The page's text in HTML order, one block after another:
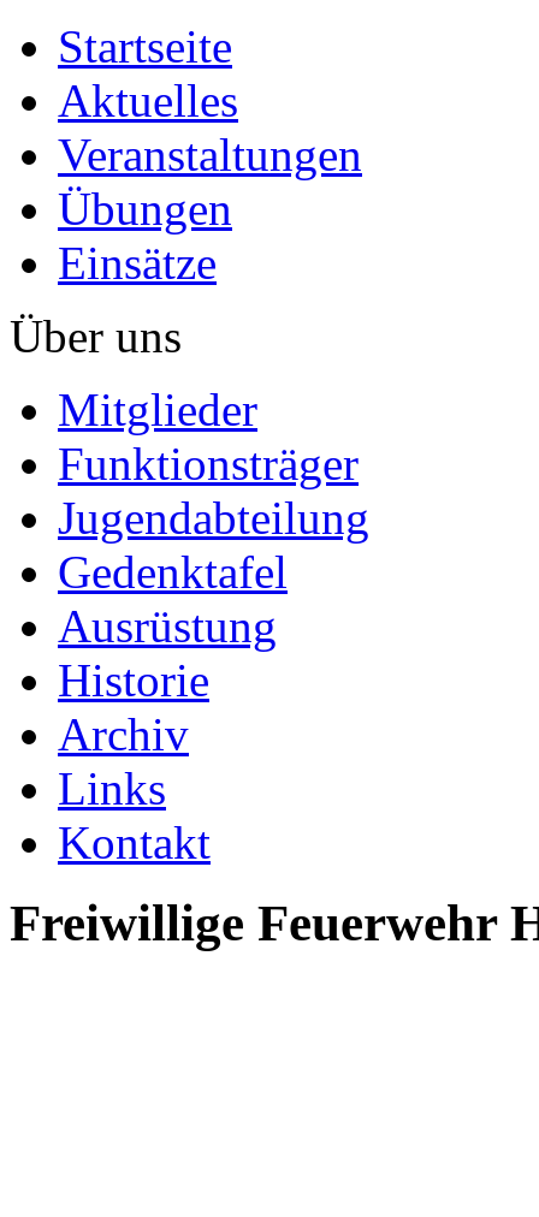
Startseite
Aktuelles
Veranstaltungen
Übungen
Einsätze
Über uns
Mitglieder
Funktionsträger
Jugendabteilung
Gedenktafel
Ausrüstung
Historie
Archiv
Links
Kontakt
Freiwillige Feuerwehr